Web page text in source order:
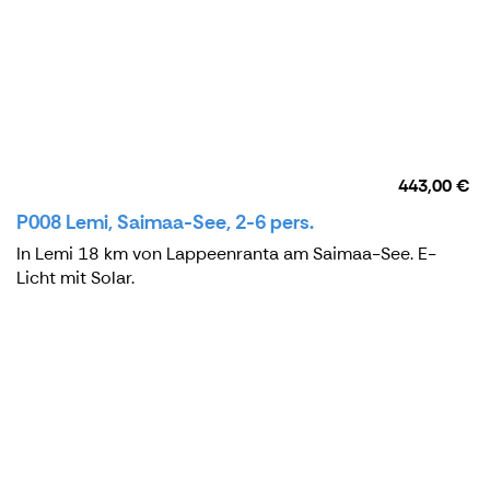
443,00 €
P008 Lemi, Saimaa-See, 2-6 pers.
In Lemi 18 km von Lappeenranta am Saimaa-See. E-
Licht mit Solar.